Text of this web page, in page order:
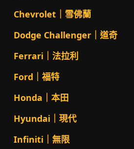
Chevrolet｜雪佛蘭
Dodge Challenger｜道奇
Ferrari｜法拉利
Ford｜福特
Honda｜本田
Hyundai｜現代
Infiniti｜無限